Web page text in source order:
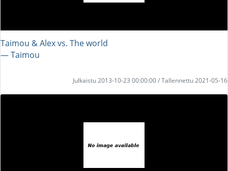
Taimou & Alex vs. The world
― Taimou
Julkaistu 2013-10-23 00:00:00 / Tallennettu 2021-05-16